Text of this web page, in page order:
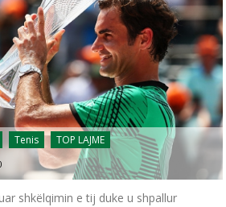
Tenis TOP LAJME
shkëlqimin e tij duke u shpallur